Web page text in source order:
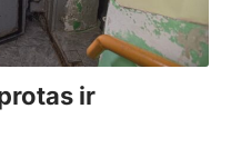
ir